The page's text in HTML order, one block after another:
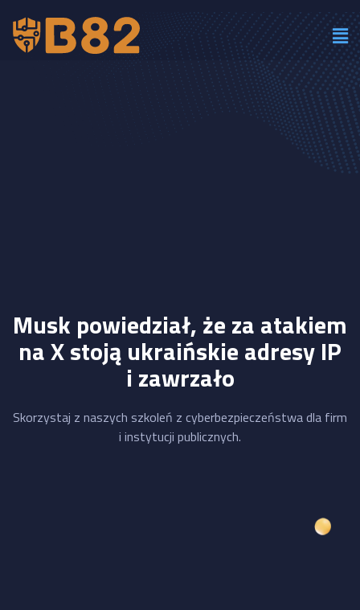
Musk powiedział, że za atakiem
na X stoją ukraińskie adresy IP
i zawrzało
Skorzystaj z naszych szkoleń z cyberbezpieczeństwa dla firm
i instytucji publicznych.